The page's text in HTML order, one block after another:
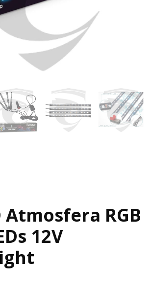
Atmosfera RGB
12V